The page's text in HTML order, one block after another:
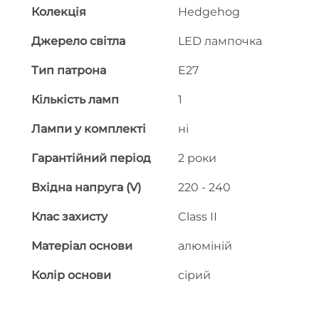
Колекція Hedgehog
Джерело світла LED лампочка
Тип патрона E27
Кількість ламп 1
Лампи у комплекті ні
Гарантійний період 2 роки
Вхідна напруга (V) 220 - 240
Клас захисту Class II
Матеріал основи алюміній
Колір основи сірий